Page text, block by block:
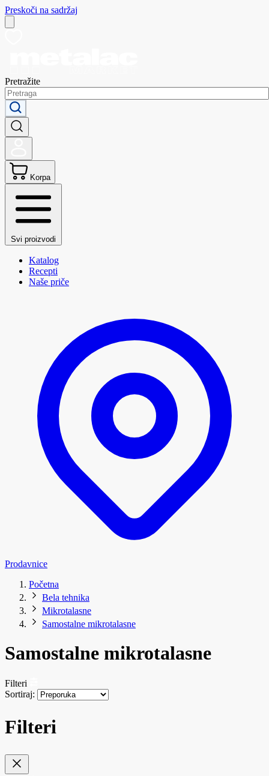
Preskoči na sadržaj
Pretražite
Korpa
Svi proizvodi
Katalog
Recepti
Naše priče
Prodavnice
Početna
Bela tehnika
Mikrotalasne
Samostalne mikrotalasne
Samostalne mikrotalasne
Filteri
Sortiraj:
Filteri